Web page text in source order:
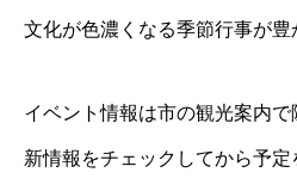
文化が色濃くなる季節行事が豊
イベント情報は市の観光案内
新情報をチェックしてから予定